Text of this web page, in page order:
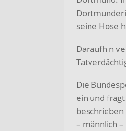
seine Hose
Daraufhin
Die
ein und
beschrieben
– männlich